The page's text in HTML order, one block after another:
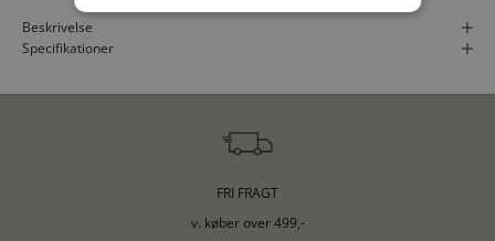
Beskrivelse
Specifikationer
FRI FRAGT
v. køber over 499,-